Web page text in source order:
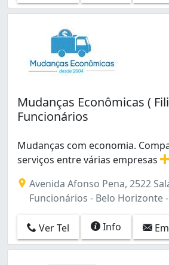
Mudanças Econômicas (
Funcionários
Mudanças com economia.
serviços entre várias empresas
Avenida Afonso Pena, 2522
Funcionários - Belo Horizonte
Ver Tel Info